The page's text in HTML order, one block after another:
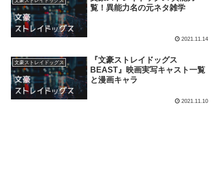
覧！異能力名の元ネタ雑学
2021.11.14
文豪ストレイドッグス
『文豪ストレイドッグス
BEAST』映画実写キャスト一覧
と漫画キャラ
2021.11.10